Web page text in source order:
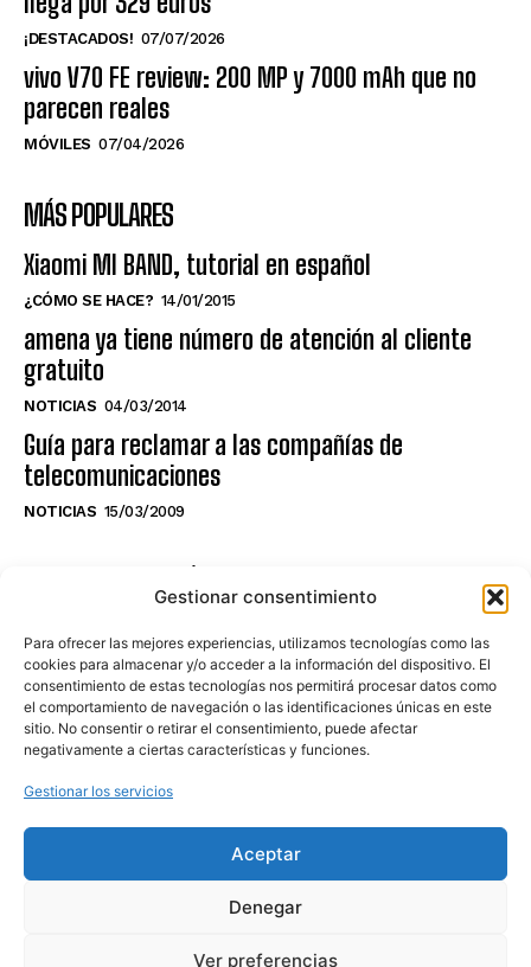
Gestionar consentimiento
Para ofrecer las mejores experiencias, utilizamos tecnologías como las
cookies para almacenar y/o acceder a la información del dispositivo. El
consentimiento de estas tecnologías nos permitirá procesar datos como
el comportamiento de navegación o las identificaciones únicas en este
sitio. No consentir o retirar el consentimiento, puede afectar
negativamente a ciertas características y funciones.
Gestionar los servicios
Aceptar
Denegar
Ver preferencias
¡DESTACADOS! 07/07/2026
vivo V70 FE review: 200 MP y 7000 mAh que no
parecen reales
MÓVILES 07/04/2026
MÁS POPULARES
Xiaomi MI BAND, tutorial en español
¿CÓMO SE HACE? 14/01/2015
amena ya tiene número de atención al cliente
gratuito
NOTICIAS 04/03/2014
Guía para reclamar a las compañías de
telecomunicaciones
NOTICIAS 15/03/2009
NO TE PIERDAS LO ÚLTIMO DEL CANAL
Haz clic en «Estoy de acuerdo» para
activar Youtube
POLÍTICA DE COOKIES